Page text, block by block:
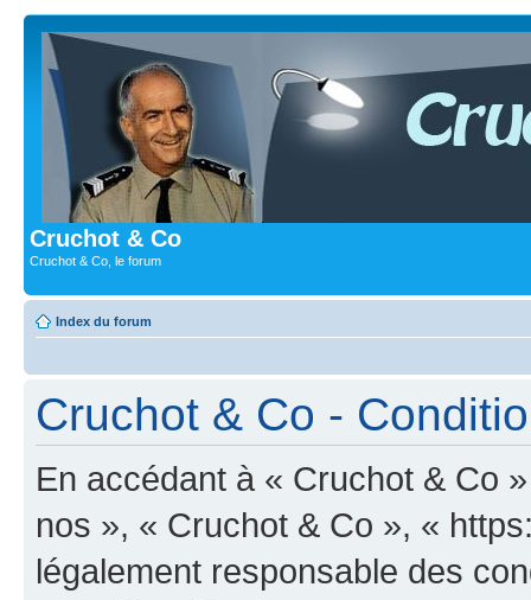
Cruchot & Co
Cruchot & Co, le forum
Index du forum
Cruchot & Co -
En accédant à « Cruchot & Co
nos », « Cruchot & Co », «
légalement responsable des